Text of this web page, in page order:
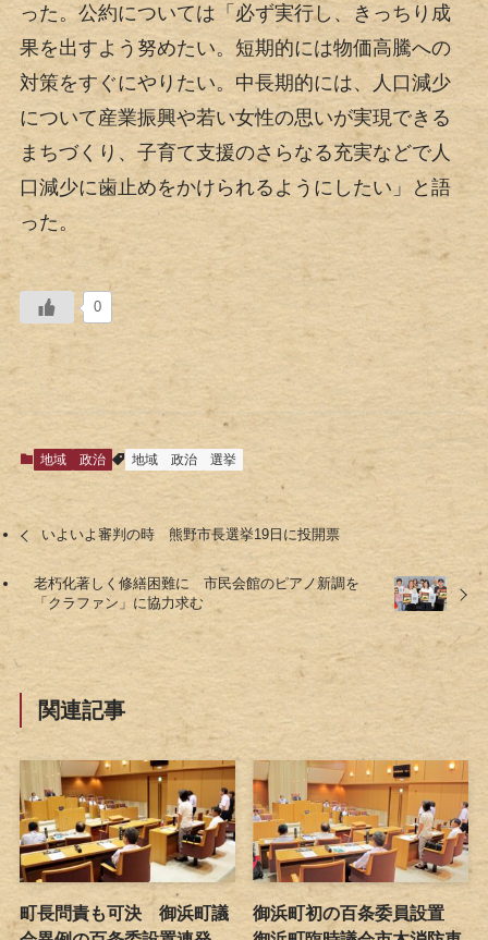
った。公約については「必ず実行し、きっちり成
果を出すよう努めたい。短期的には物価高騰への
対策をすぐにやりたい。中長期的には、人口減少
について産業振興や若い女性の思いが実現できる
まちづくり、子育て支援のさらなる充実などで人
口減少に歯止めをかけられるようにしたい」と語
った。
0
地域 政治 地域 政治 選挙
いよいよ審判の時 熊野市長選挙19日に投開票
老朽化著しく修繕困難に 市民会館のピアノ新調を
「クラファン」に協力求む
関連記事
町長問責も可決 御浜町議
御浜町初の百条委員設置